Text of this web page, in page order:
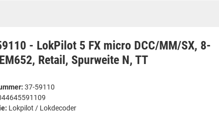
- LokPilot 5 FX micro DCC/MM/SX, 8-
Retail, Spurweite N, TT
37-59110
Lokpilot / Lokdecoder